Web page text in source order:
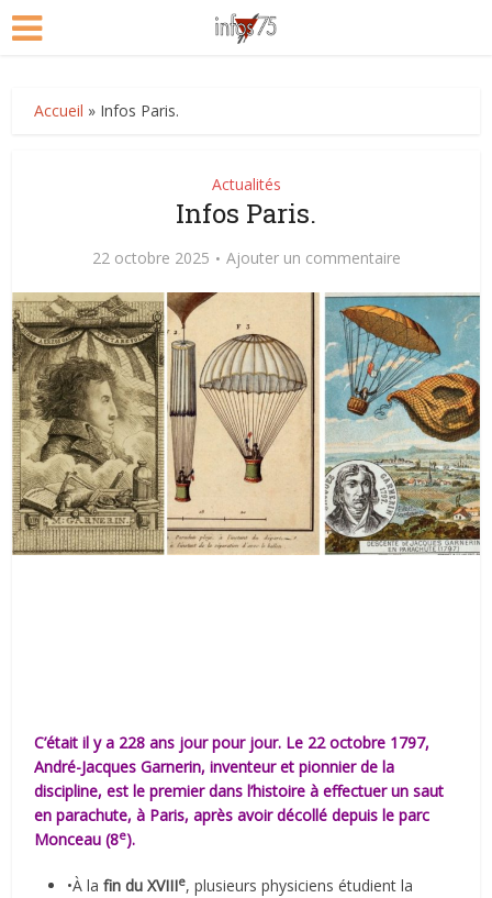
Accueil » Infos Paris.
Actualités
Infos Paris.
22 octobre 2025 Ajouter un commentaire
C’était il y a 228 ans jour pour jour. Le 22 octobre 1797,
André-Jacques Garnerin, inventeur et pionnier de la
discipline, est le premier dans l’histoire à effectuer un saut
en parachute, à Paris, après avoir décollé depuis le parc
Monceau (8e).
•À lafin du XVIIIe, plusieurs physiciens étudient la